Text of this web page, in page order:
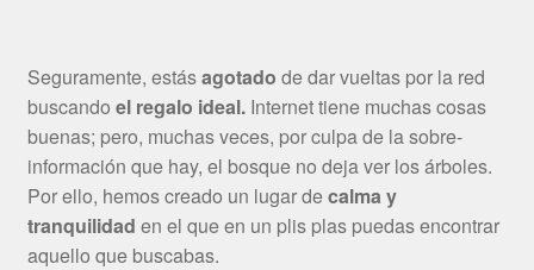
Seguramente, estásagotado de dar vueltas por la red
buscando el regalo ideal.Internet tiene muchas cosas
buenas; pero, muchas veces, por culpa de la sobre-
información que hay, el bosque no deja ver los árboles.
Por ello, hemos creado un lugar decalma y
tranquilidad en el que en un plis plas puedas encontrar
aquello que buscabas.